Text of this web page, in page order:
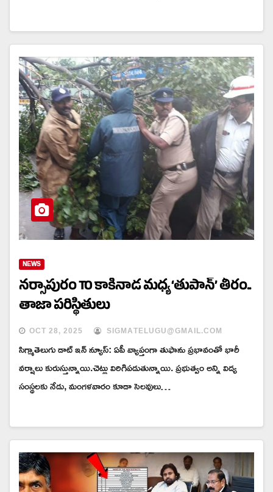
NEWS
నర్సాపురం TO కాకినాడ మధ్య ‘తుపాన్’ తీరం..
తాజా పరిస్థితులు
OCT 28, 2025 SIGMATELUGU@GMAIL.COM
సిగ్మాతెలుగు డాట్ ఇన్ న్యూస్: ఏపీ వ్యాప్తంగా తుఫాను ప్రభావంతో భారీ
వర్షాలు కురుస్తున్నాయి.చెట్లు విరిగిపడుతున్నాయి. ప్రభుత్వం అన్ని విద్య
సంస్థలకు నేడు, మంగళవారం కూడా సెలవులు…